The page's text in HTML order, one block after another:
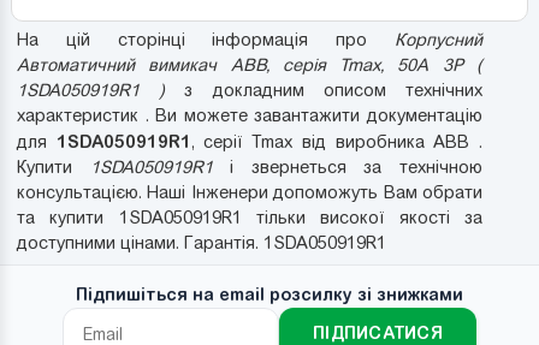
На цій сторінці інформація про Корпусний
Автоматичний вимикач ABB, серія Tmax, 50A 3P (
1SDA050919R1 ) з докладним описом технічних
характеристик . Ви можете завантажити документацію
для 1SDA050919R1 , серії Tmax від виробника ABB .
Купити
1SDA050919R1і звернеться за технічною
консультацією. Наші Інженери допоможуть Вам обрати
та купити 1SDA050919R1 тільки високої якості за
доступними цінами. Гарантія. 1SDA050919R1
Підпишіться на email розсилку зі знижками
ПІДПИСАТИСЯ